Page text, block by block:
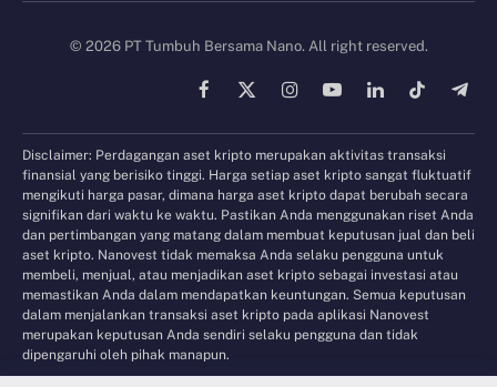
© 2026 PT Tumbuh Bersama Nano. All right reserved.
Facebook
X
InstagramYouTubeLinkedInTikTok
Disclaimer: Perdagangan aset kripto merupakan aktivitas transaksi
finansial yang berisiko tinggi. Harga setiap aset kripto sangat fluktuatif
mengikuti harga pasar, dimana harga aset kripto dapat berubah secara
signifikan dari waktu ke waktu. Pastikan Anda menggunakan riset Anda
dan pertimbangan yang matang dalam membuat keputusan jual dan beli
aset kripto. Nanovest tidak memaksa Anda selaku pengguna untuk
membeli, menjual, atau menjadikan aset kripto sebagai investasi atau
memastikan Anda dalam mendapatkan keuntungan. Semua keputusan
dalam menjalankan transaksi aset kripto pada aplikasi Nanovest
merupakan keputusan Anda sendiri selaku pengguna dan tidak
dipengaruhi oleh pihak manapun.